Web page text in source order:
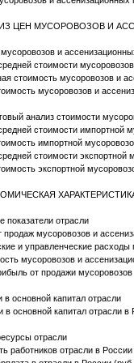
ЦЕН МУСОРОВОЗОВ И
и
стоимости
стоимость мусоровозов и
мусоровозов и
анализ стоимости
стоимости импортной
импортной
стоимости
экспортной
показатели отрасли
продаж мусоровозов и
и управленческие
мусоровозов и
от продажи
в основной капитал отрасли
в основной капитал отрасли
отрасли
работников отрасли в